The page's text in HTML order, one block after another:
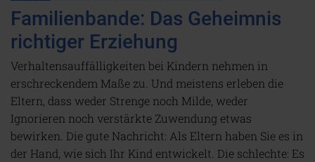
Familienbande: Das Geheimnis
richtiger Erziehung
Verhaltensauffälligkeiten bei Kindern nehmen in
erschreckendem Maße zu. Und meistens erleben die
Eltern, dass weder Strenge noch Milde, weder
Ignorieren noch verstärkte Zuwendung etwas
bewirken. Die gute Nachricht: Als Eltern haben Sie es in
der Hand, wie sich Ihr Kind entwickelt. Die schlechte: Es